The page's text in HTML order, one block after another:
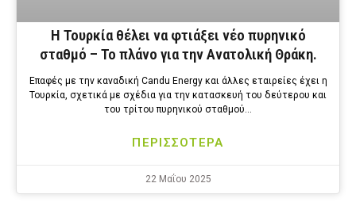
Η Τουρκία θέλει να φτιάξει νέο πυρηνικό
σταθμό – Το πλάνο για την Ανατολική Θράκη.
Επαφές με την καναδική Candu Energy και άλλες εταιρείες έχει η
Τουρκία, σχετικά με σχέδια για την κατασκευή του δεύτερου και
του τρίτου πυρηνικού σταθμού…
ΠΕΡΙΣΣΟΤΕΡΑ
22 Μαΐου 2025